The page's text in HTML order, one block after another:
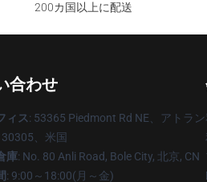
200カ国以上に配送
合わせ
ィス: 53365 Piedmont Rd NE、アトラン
30305、米国
庫: No. 80 Anli Road, Bole City, 北京, CN
: 9:00～18:00(月～金)